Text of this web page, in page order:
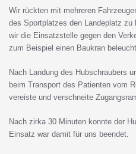
Wir rückten mit mehreren
des Sportplatzes den Landeplatz
wir die Einsatzstelle gegen den
zum Beispiel einen Baukran
Nach Landung des Hubschraubers
beim Transport des Patienten vom
vereiste und verschneite
Nach zirka 30 Minuten konnte der
Einsatz war damit für uns beendet.